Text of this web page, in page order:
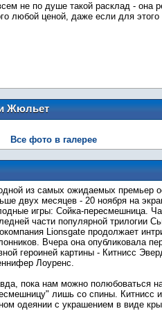
не по душе такой расклад - она
любой ценой, даже если для этого
Жюльет
"Облака
Все фото в галерее
с
из самых ожидаемых премьер
двух месяцев - 20 ноября на
игры: Сойка-пересмешница.
части популярной трилогии
Lionsgate продолжает
Вчера она опубликовала
героиней картины - Китнисс
Лоуренс.
пока нам можно полюбоваться
лишь со спины. Китнисс
одеянии с украшением в виде